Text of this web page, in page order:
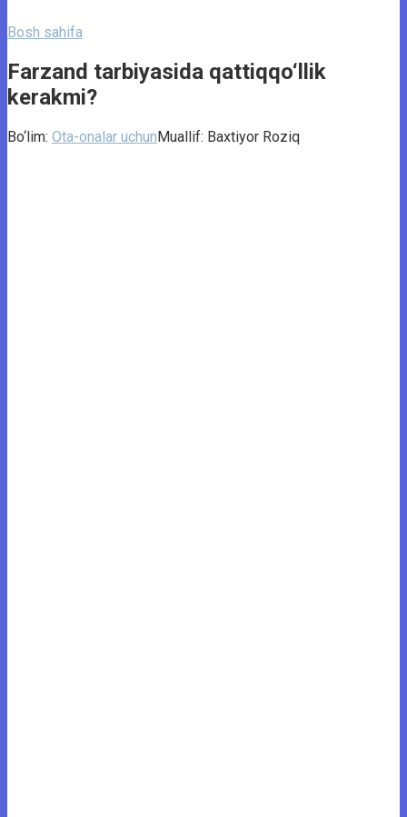
Bosh sahifa
Farzand tarbiyasida qattiqqo‘llik
kerakmi?
Bo‘lim: Ota-onalar uchunMuallif: Baxtiyor Roziq